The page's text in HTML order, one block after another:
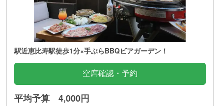
駅近恵比寿駅徒歩1分×手ぶらBBQビアガーデン！
空席確認・予約
平均予算 4,000円